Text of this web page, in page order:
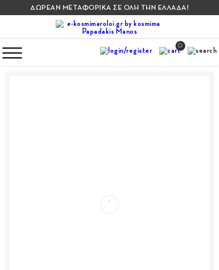
ΔΩΡΕΑΝ ΜΕΤΑΦΟΡΙΚΑ ΣΕ ΟΛΗ ΤΗΝ ΕΛΛΑΔΑ!
0